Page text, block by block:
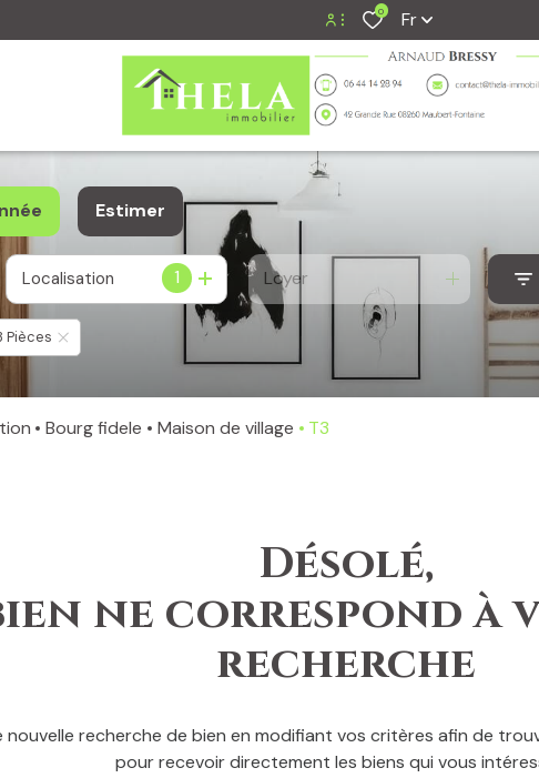
Espace Propriétaire
0 Fr
Estimer
1
Localisation Loyer
Pièces
Bourg fidele Maison de village T3
Désolé,
ne correspond à
recherche
recherche de bien en modifiant vos critères afin de
pour recevoir directement les biens qui vous